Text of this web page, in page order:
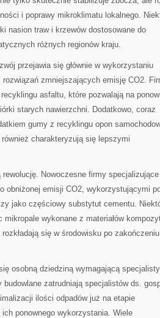
i poprawy mikroklimatu lokalnego.
nasion traw i krzewów dostosowane do
różnych regionów kraju.
przejawia się głównie w wykorzystaniu
rozwiązań zmniejszających emisję CO2.
asfaltu, które pozwalają na
starych nawierzchni. Dodatkowo, coraz
gumy z recyklingu opon
charakteryzują się lepszymi
Nowoczesne firmy
obniżonej emisji CO2, wykorzystującymi
jako częściowy substytut cementu.
wykonane z materiałów
się w środowisku po zakończeniu
osobną dziedziną wymagającą
zatrudniają specjalistów ds.
ilości odpadów już na etapie
ponownego wykorzystania. Wiele